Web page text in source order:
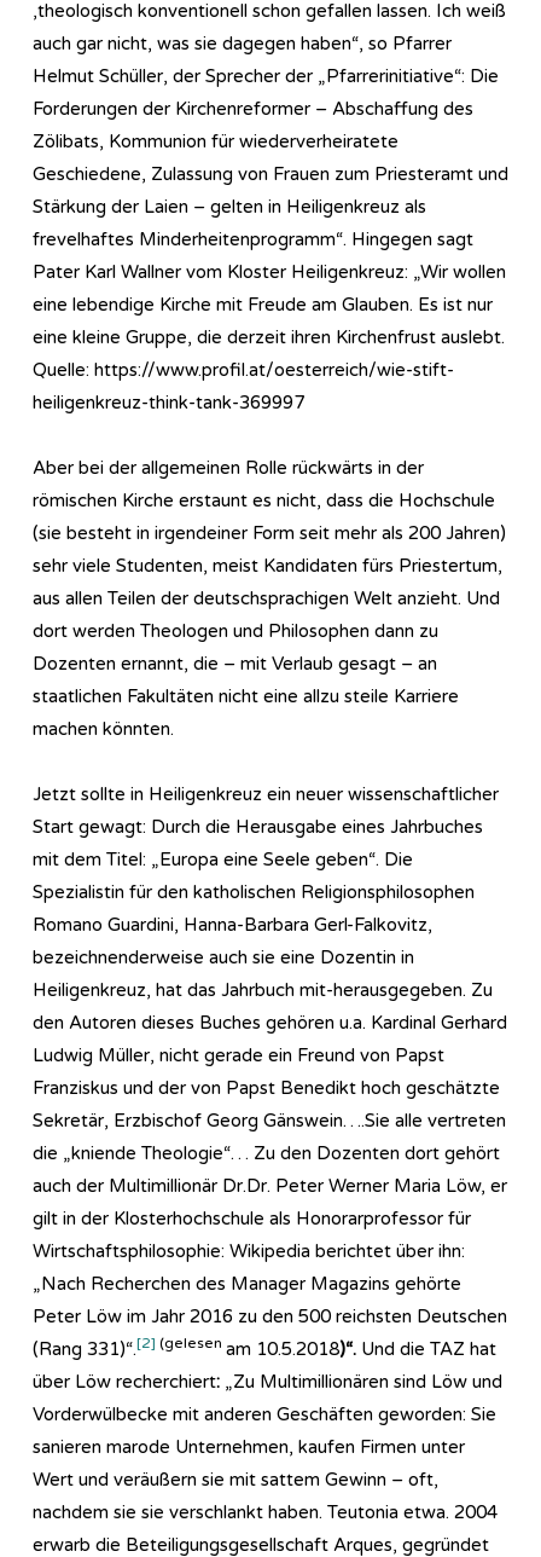
,theologisch konventionell schon gefallen lassen. Ich weiß
auch gar nicht, was sie dagegen haben“, so Pfarrer
Helmut Schüller, der Sprecher der „Pfarrerinitiative“: Die
Forderungen der Kirchenreformer – Abschaffung des
Zölibats, Kommunion für wiederverheiratete
Geschiedene, Zulassung von Frauen zum Priesteramt und
Stärkung der Laien – gelten in Heiligenkreuz als
frevelhaftes Minderheitenprogramm“. Hingegen sagt
Pater Karl Wallner vom Kloster Heiligenkreuz: „Wir wollen
eine lebendige Kirche mit Freude am Glauben. Es ist nur
eine kleine Gruppe, die derzeit ihren Kirchenfrust auslebt.
Quelle: https://www.profil.at/oesterreich/wie-stift-
heiligenkreuz-think-tank-369997
Aber bei der allgemeinen Rolle rückwärts in der
römischen Kirche erstaunt es nicht, dass die Hochschule
(sie besteht in irgendeiner Form seit mehr als 200 Jahren)
sehr viele Studenten, meist Kandidaten fürs Priestertum,
aus allen Teilen der deutschsprachigen Welt anzieht. Und
dort werden Theologen und Philosophen dann zu
Dozenten ernannt, die – mit Verlaub gesagt – an
staatlichen Fakultäten nicht eine allzu steile Karriere
machen könnten.
Jetzt sollte in Heiligenkreuz ein neuer wissenschaftlicher
Start gewagt: Durch die Herausgabe eines Jahrbuches
mit dem Titel: „Europa eine Seele geben“. Die
Spezialistin für den katholischen Religionsphilosophen
Romano Guardini, Hanna-Barbara Gerl-Falkovitz,
bezeichnenderweise auch sie eine Dozentin in
Heiligenkreuz, hat das Jahrbuch mit-herausgegeben. Zu
den Autoren dieses Buches gehören u.a. Kardinal Gerhard
Ludwig Müller, nicht gerade ein Freund von Papst
Franziskus und der von Papst Benedikt hoch geschätzte
Sekretär, Erzbischof Georg Gänswein….Sie alle vertreten
die „kniende Theologie“… Zu den Dozenten dort gehört
auch der Multimillionär Dr.Dr. Peter Werner Maria Löw, er
gilt in der Klosterhochschule als Honorarprofessor für
Wirtschaftsphilosophie: Wikipedia berichtet über ihn:
„Nach Recherchen des Manager Magazins gehörte
Peter Löw im Jahr 2016 zu den 500 reichsten Deutschen
(Rang 331)“.[2] (gelesen am 10.5.2018)“. Und die TAZ hat
über Löw recherchiert: „Zu Multimillionären sind Löw und
Vorderwülbecke mit anderen Geschäften geworden: Sie
sanieren marode Unternehmen, kaufen Firmen unter
Wert und veräußern sie mit sattem Gewinn – oft,
nachdem sie sie verschlankt haben. Teutonia etwa. 2004
erwarb die Beteiligungsgesellschaft Arques, gegründet